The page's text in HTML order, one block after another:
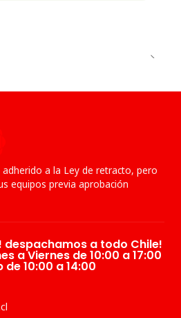
a la Ley de retracto, pero
equipos previa aprobación
despachamos a todo Chile!
a Viernes de 10:00 a 17:00
de 10:00 a 14:00